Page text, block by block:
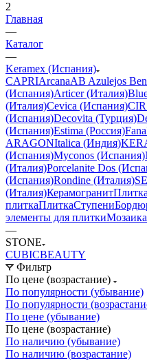
2
Главная
—
Каталог
—
Keramex (Испания)
CAPRIArcanaAB Azulejos
(Испания)Articer (Италия)
(Италия)Cevica (Испания)
(Испания)Decovita (Турция)
(Испания)Estima (Россия)
ARAGONItalica (Индия)
(Испания)Myconos (Испания)
(Италия)Porcelanite Dos
(Испания)Rondine (Италия)
(Италия)Керамогранит
плиткаПлиткаСтупени
элементы для плиткиМозаика
—
STONE
CUBICBEAUTY
Фильтр
По цене (возрастание)
По популярности (убывание)
По популярности
По цене (убывание)
По цене (возрастание)
По наличию (убывание)
По наличию (возрастание)